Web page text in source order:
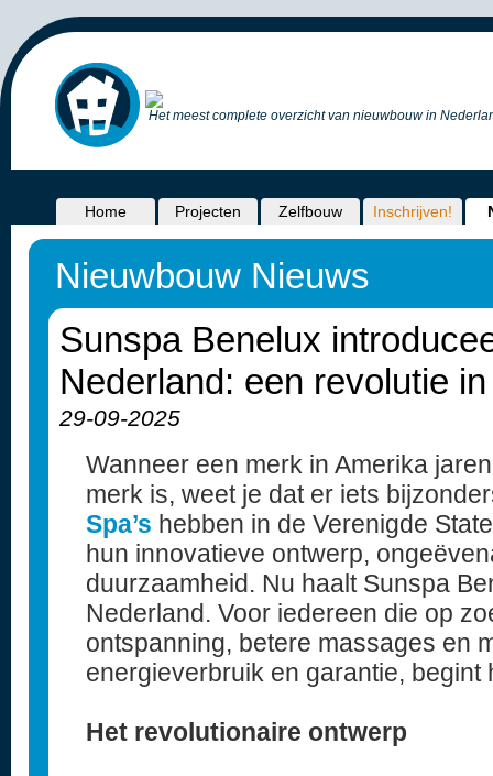
Het meest complete overzicht van nieuwbouw in
Home Projecten Zelfbouw Inschrijven!
Nieuwbouw Nieuws
Sunspa Benelux
Nederland: een revolutie
29-09-2025
Wanneer een merk in Amerika
merk is, weet je dat er iets
Spa’s hebben in de Verenigde
hun innovatieve ontwerp,
duurzaamheid. Nu haalt Sunspa
Nederland. Voor iedereen die op
ontspanning, betere massages en
energieverbruik en garantie,
Het revolutionaire ontwerp